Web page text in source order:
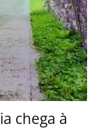
chega à